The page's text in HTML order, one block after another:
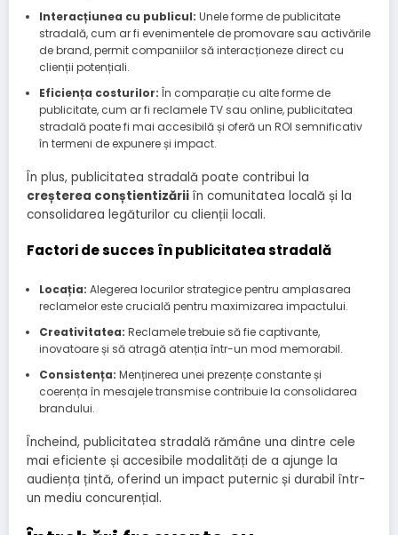
Interacțiunea cu publicul: Unele forme de publicitate
stradală, cum ar fi evenimentele de promovare sau activările
de brand, permit companiilor să interacționeze direct cu
clienții potențiali.
Eficiența costurilor: În comparație cu alte forme de
publicitate, cum ar fi reclamele TV sau online, publicitatea
stradală poate fi mai accesibilă și oferă un ROI semnificativ
în termeni de expunere și impact.
În plus, publicitatea stradală poate contribui la
creșterea conștientizării în comunitatea locală și la
consolidarea legăturilor cu clienții locali.
Factori de succes în publicitatea stradală
Locația: Alegerea locurilor strategice pentru amplasarea
reclamelor este crucială pentru maximizarea impactului.
Creativitatea: Reclamele trebuie să fie captivante,
inovatoare și să atragă atenția într-un mod memorabil.
Consistența: Menținerea unei prezențe constante și
coerența în mesajele transmise contribuie la consolidarea
brandului.
Încheind, publicitatea stradală rămâne una dintre cele
mai eficiente și accesibile modalități de a ajunge la
audiența țintă, oferind un impact puternic și durabil într-
un mediu concurențial.